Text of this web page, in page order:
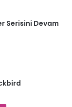
Serisini Devam